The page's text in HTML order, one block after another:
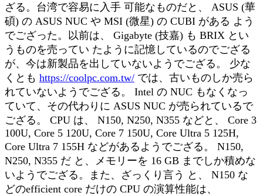
ざる。台湾で容易に入手 可能なものだと、 ASUS (華
碩) の ASUS NUC や MSI (微星) の CUBI がある よう
でござった。以前は、 Gigabyte (技嘉) も BRIX とい
うものを売ってい たように記憶しているのでござる
が、今は新製品を出していないようでござる。 少な
くとも https://coolpc.com.tw/ では、古いものしか売ら
れていないようでござる。 Intel の NUC もなくなっ
ていて、その代わりに ASUS NUC が売られているで
ござる。 CPU は、 N150, N250, N355 などと、 Core 3
100U, Core 5 120U, Core 7 150U, Core Ultra 5 125H,
Core Ultra 7 155H などがあるようでござる。 N150,
N250, N355 だ と、メモリーを 16 GB までしか積めな
いようでござる。また、ざっくり言う と、 N150 な
どのefficient core だけの CPU の演算性能は、